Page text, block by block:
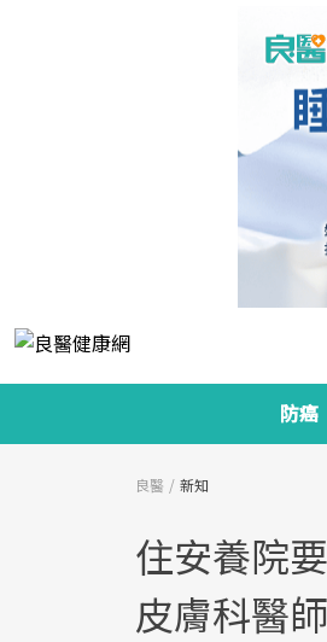
防癌
良醫 新知
住安養院
皮膚科醫